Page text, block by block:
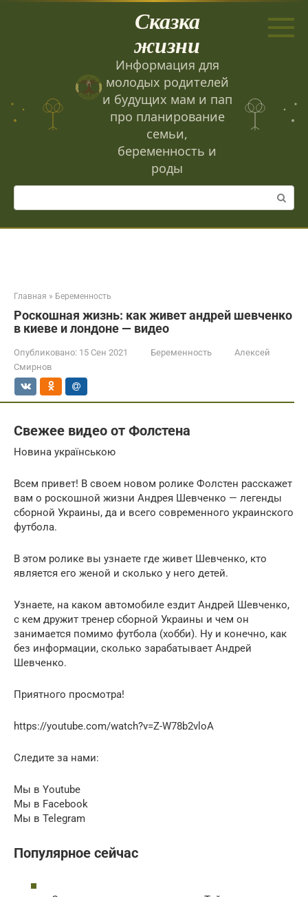
Сказка
жизни
Информация для
молодых родителей
и будущих мам и пап
про планирование
семьи,
беременность и
роды
Поиск:
Главная » Беременность
Роскошная жизнь: как живет андрей шевченко
в киеве и лондоне — видео
Опубликовано: 15 Сен 2021 Беременность
Алексей
Смирнов
Свежее видео от Фолстена
Новина українською
Всем привет! В своем новом ролике Фолстен расскажет
вам о роскошной жизни Андрея Шевченко — легенды
сборной Украины, да и всего современного украинского
футбола.
В этом ролике вы узнаете где живет Шевченко, кто
является его женой и сколько у него детей.
Узнаете, на каком автомобиле ездит Андрей Шевченко,
с кем дружит тренер сборной Украины и чем он
занимается помимо футбола (хобби). Ну и конечно, как
без информации, сколько зарабатывает Андрей
Шевченко.
Приятного просмотра!
https://youtube.com/watch?v=Z-W78b2vloA
Следите за нами:
Мы в Youtube
Мы в Facebook
Мы в Telegram
Популярное сейчас